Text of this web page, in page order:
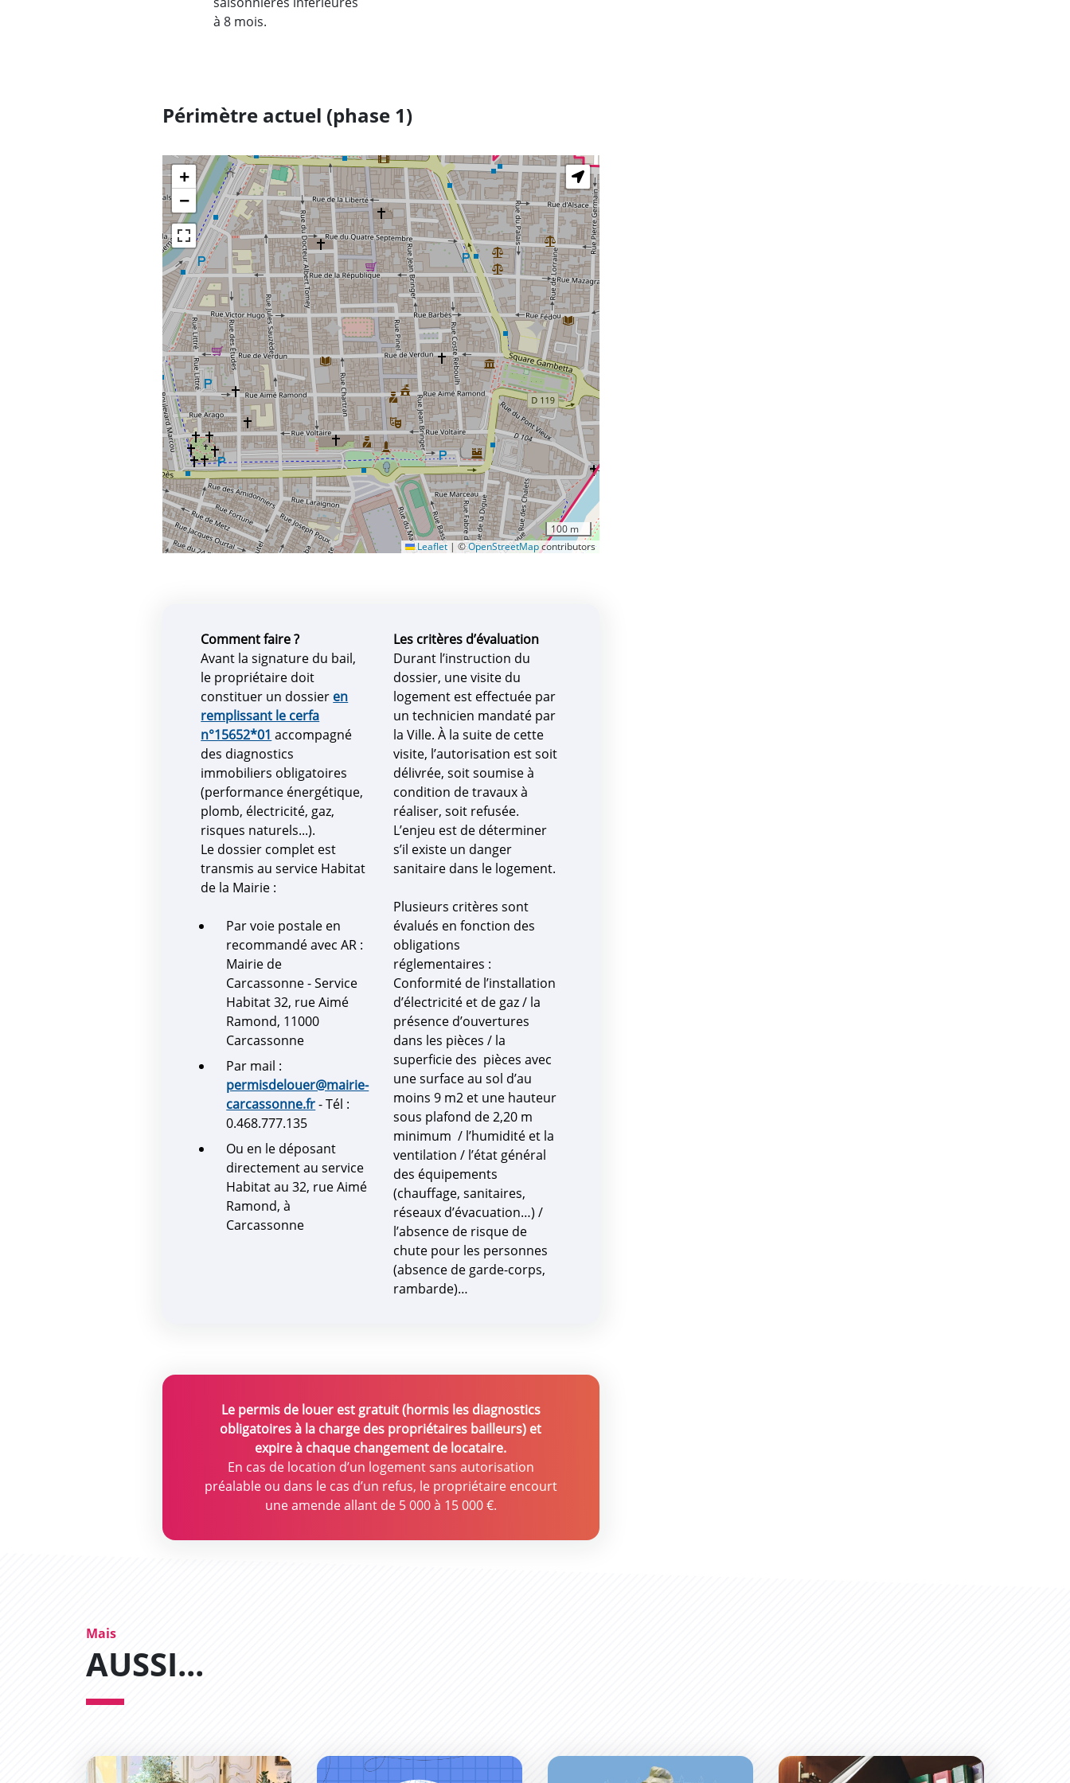
à 8 mois.
Périmètre actuel (phase 1)
+
−
100 m
Leaflet | ©OpenStreetMapcontributors
Comment faire ?
Avant la signature du bail,
le propriétaire doit
constituer un dossier en
remplissant le cerfa
n°15652*01 accompagné
des diagnostics
immobiliers obligatoires
(performance énergétique,
plomb, électricité, gaz,
risques naturels...).
Le dossier complet est
transmis au service Habitat
de la Mairie :
Par voie postale en
recommandé avec AR :
Mairie de
Carcassonne - Service
Habitat 32, rue Aimé
Ramond, 11000
Carcassonne
Par mail :
permisdelouer@mairie-
carcassonne.fr- Tél :
0.468.777.135
Ou en le déposant
directement au service
Habitat au 32, rue Aimé
Ramond, à
Carcassonne
Les critères d’évaluation
Durant l’instruction du
dossier, une visite du
logement est effectuée par
un technicien mandaté par
la Ville. À la suite de cette
visite, l’autorisation est soit
délivrée, soit soumise à
condition de travaux à
réaliser, soit refusée.
L’enjeu est de déterminer
s’il existe un danger
sanitaire dans le logement.
Plusieurs critères sont
évalués en fonction des
obligations
réglementaires :
Conformité de l’installation
d’électricité et de gaz / la
présence d’ouvertures
dans les pièces / la
superficie des pièces avec
une surface au sol d’au
moins 9 m2 et une hauteur
sous plafond de 2,20 m
minimum / l’humidité et la
ventilation / l’état général
des équipements
(chauffage, sanitaires,
réseaux d’évacuation…) /
l’absence de risque de
chute pour les personnes
(absence de garde-corps,
rambarde)…
Le permis de louer est gratuit (hormis les diagnostics
obligatoires à la charge des propriétaires bailleurs) et
expire à chaque changement de locataire.
En cas de location d’un logement sans autorisation
préalable ou dans le cas d’un refus, le propriétaire encourt
une amende allant de 5 000 à 15 000 €.
Mais
AUSSI...
Les Permanences du Maire : un succès !Permanences du Maire Le Conseil Municipal Location de salles : Halles Prosper Montagné